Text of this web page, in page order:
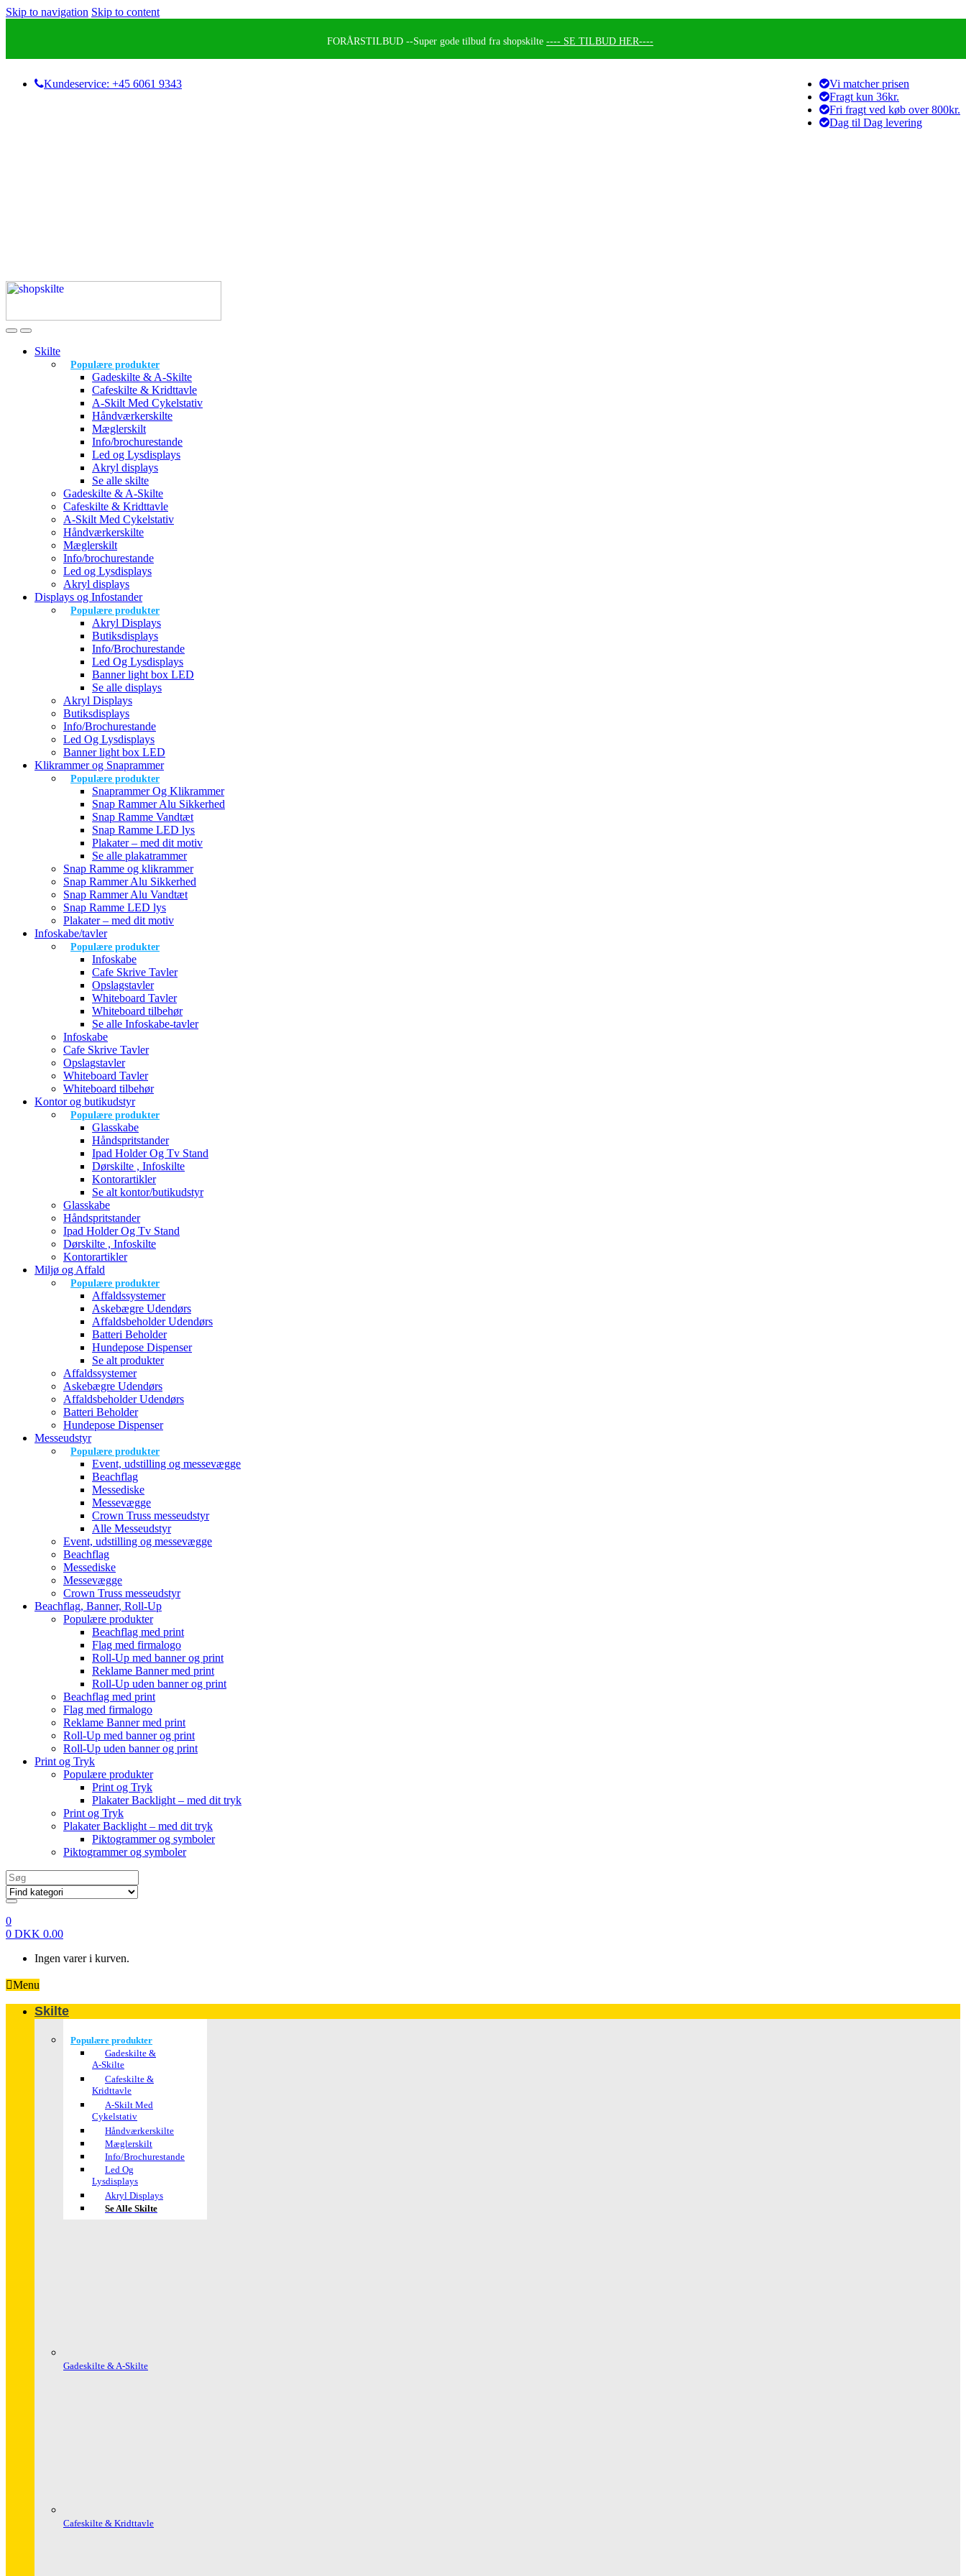
Skip to navigation Skip to content
FORÅRSTILBUD --Super gode tilbud fra shopskilte ---- SE TILBUD HER----
Kundeservice: +45 6061 9343
Vi matcher prisen
Fragt kun 36kr.
Fri fragt ved køb over 800kr.
Dag til Dag levering
Skilte
Populære produkter
Gadeskilte & A-Skilte
Cafeskilte & Kridttavle
A-Skilt Med Cykelstativ
Håndværkerskilte
Mæglerskilt
Info/brochurestande
Led og Lysdisplays
Akryl displays
Se alle skilte
Gadeskilte & A-Skilte
Cafeskilte & Kridttavle
A-Skilt Med Cykelstativ
Håndværkerskilte
Mæglerskilt
Info/brochurestande
Led og Lysdisplays
Akryl displays
Displays og Infostander
Populære produkter
Akryl Displays
Butiksdisplays
Info/Brochurestande
Led Og Lysdisplays
Banner light box LED
Se alle displays
Akryl Displays
Butiksdisplays
Info/Brochurestande
Led Og Lysdisplays
Banner light box LED
Klikrammer og Snaprammer
Populære produkter
Snaprammer Og Klikrammer
Snap Rammer Alu Sikkerhed
Snap Ramme Vandtæt
Snap Ramme LED lys
Plakater – med dit motiv
Se alle plakatrammer
Snap Ramme og klikrammer
Snap Rammer Alu Sikkerhed
Snap Rammer Alu Vandtæt
Snap Ramme LED lys
Plakater – med dit motiv
Infoskabe/tavler
Populære produkter
Infoskabe
Cafe Skrive Tavler
Opslagstavler
Whiteboard Tavler
Whiteboard tilbehør
Se alle Infoskabe-tavler
Infoskabe
Cafe Skrive Tavler
Opslagstavler
Whiteboard Tavler
Whiteboard tilbehør
Kontor og butikudstyr
Populære produkter
Glasskabe
Håndspritstander
Ipad Holder Og Tv Stand
Dørskilte , Infoskilte
Kontorartikler
Se alt kontor/butikudstyr
Glasskabe
Håndspritstander
Ipad Holder Og Tv Stand
Dørskilte , Infoskilte
Kontorartikler
Miljø og Affald
Populære produkter
Affaldssystemer
Askebægre Udendørs
Affaldsbeholder Udendørs
Batteri Beholder
Hundepose Dispenser
Se alt produkter
Affaldssystemer
Askebægre Udendørs
Affaldsbeholder Udendørs
Batteri Beholder
Hundepose Dispenser
Messeudstyr
Populære produkter
Event, udstilling og messevægge
Beachflag
Messediske
Messevægge
Crown Truss messeudstyr
Alle Messeudstyr
Event, udstilling og messevægge
Beachflag
Messediske
Messevægge
Crown Truss messeudstyr
Beachflag, Banner, Roll-Up
Populære produkter
Beachflag med print
Flag med firmalogo
Roll-Up med banner og print
Reklame Banner med print
Roll-Up uden banner og print
Beachflag med print
Flag med firmalogo
Reklame Banner med print
Roll-Up med banner og print
Roll-Up uden banner og print
Print og Tryk
Populære produkter
Print og Tryk
Plakater Backlight – med dit tryk
Print og Tryk
Plakater Backlight – med dit tryk
Piktogrammer og symboler
Piktogrammer og symboler
Search
for:
0
0 DKK 0.00
Ingen varer i kurven.
Menu
Skilte
Populære produkter
Gadeskilte &
A-Skilte
Cafeskilte &
Kridttavle
A-Skilt Med
Cykelstativ
Håndværkerskilte
Mæglerskilt
Info/brochurestande
Led Og
Lysdisplays
Akryl Displays
Se Alle Skilte
Gadeskilte & A-Skilte
Cafeskilte & Kridttavle